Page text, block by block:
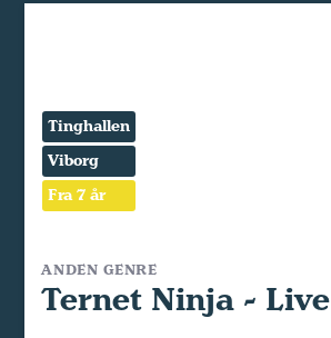
Tinghallen
Viborg
Fra 7 år
ANDEN GENRE
Ternet Ninja - Live